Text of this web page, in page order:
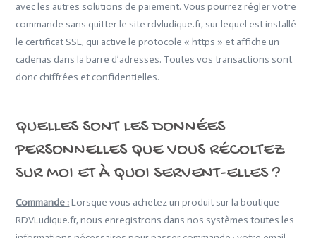
avec les autres solutions de paiement. Vous pourrez régler votre
commande sans quitter le site rdvludique.fr, sur lequel est installé
le certificat SSL, qui active le protocole « https » et affiche un
cadenas dans la barre d’adresses. Toutes vos transactions sont
donc chiffrées et confidentielles.
QUELLES SONT LES DONNÉES
PERSONNELLES QUE VOUS RÉCOLTEZ
SUR MOI ET À QUOI SERVENT-ELLES ?
Commande :Lorsque vous achetez un produit sur la boutique
RDVLudique.fr, nous enregistrons dans nos systèmes toutes les